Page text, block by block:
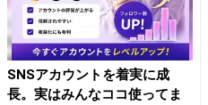
SNSアカウントを着実に成
長。実はみんなココ使ってま